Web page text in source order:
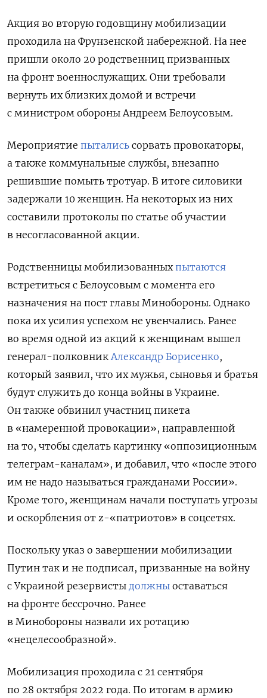
Акция во вторую годовщину мобилизации
проходила на Фрунзенской набережной. На нее
пришли около 20 родственниц призванных
на фронт военнослужащих. Они требовали
вернуть их близких домой и встречи
с министром обороны Андреем Белоусовым.
Мероприятие пытались сорвать провокаторы,
а также коммунальные службы, внезапно
решившие помыть тротуар. В итоге силовики
задержали 10 женщин. На некоторых из них
составили протоколы по статье об участии
в несогласованной акции.
Родственницы мобилизованных пытаются
встретиться с Белоусовым с момента его
назначения на пост главы Минобороны. Однако
пока их усилия успехом не увенчались. Ранее
во время одной из акций к женщинам вышел
генерал-полковник Александр Борисенко,
который заявил, что их мужья, сыновья и братья
будут служить до конца войны в Украине.
Он также обвинил участниц пикета
в «намеренной провокации», направленной
на то, чтобы сделать картинку «оппозиционным
телеграм-каналам», и добавил, что «после этого
им не надо называться гражданами России».
Кроме того, женщинам начали поступать угрозы
и оскорбления от z-«патриотов» в соцсетях.
Поскольку указ о завершении мобилизации
Путин так и не подписал, призванные на войну
с Украиной резервисты должны оставаться
на фронте бессрочно. Ранее
в Минобороны назвали их ротацию
«нецелесообразной».
Мобилизация проходила с 21 сентября
по 28 октября 2022 года. По итогам в армию